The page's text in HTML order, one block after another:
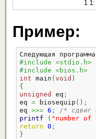
1
Пример:
Следующая
#include <stdio.h>
#include <bios.h>
int main ( void )
{
unsigned
eq ;
eq = biosequip ( ) ;
eq >>= 6 ;
/* сдвиг
printf
( "number
return 0 ;
}